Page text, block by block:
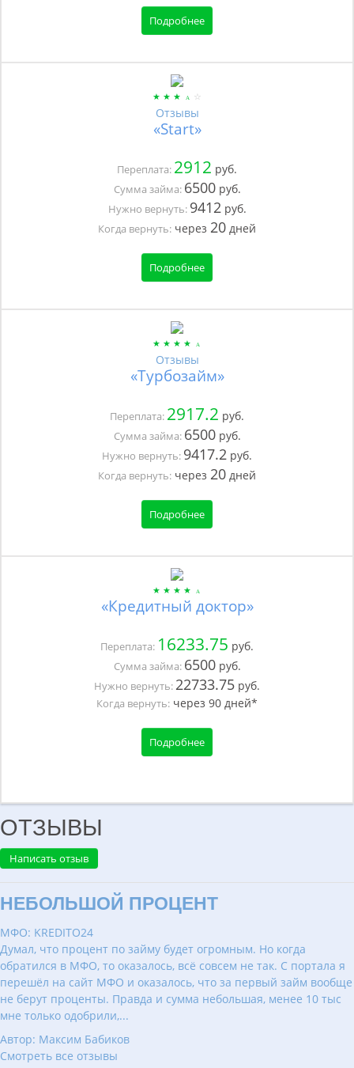
Подробнее
Отзывы
«Start»
Переплата: 2912 руб.
Сумма займа: 6500руб.
Нужно вернуть: 9412руб.
Когда вернуть: через 20 дней
Подробнее
Отзывы
«Турбозайм»
Переплата: 2917.2 руб.
Сумма займа: 6500руб.
Нужно вернуть: 9417.2 руб.
Когда вернуть: через 20 дней
Подробнее
«Кредитный доктор»
Переплата: 16233.75 руб.
Сумма займа: 6500руб.
Нужно вернуть: 22733.75 руб.
Когда вернуть: через 90 дней*
Подробнее
ОТЗЫВЫ
Написать отзыв
НЕБОЛЬШОЙ ПРОЦЕНТ
МФО: KREDITO24
Думал, что процент по займу будет огромным. Но когда
обратился в МФО, то оказалось, всё совсем не так. С портала я
перешёл на сайт МФО и оказалось, что за первый займ вообще
не берут проценты. Правда и сумма небольшая, менее 10 тыс
мне только одобрили,...
Автор: Максим Бабиков
Смотреть все отзывы